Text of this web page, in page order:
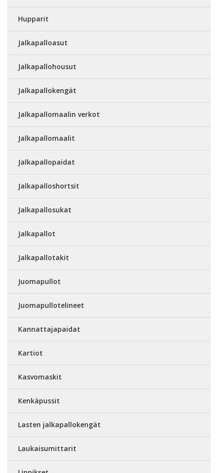
Hupparit
Jalkapalloasut
Jalkapallohousut
Jalkapallokengät
Jalkapallomaalin verkot
Jalkapallomaalit
Jalkapallopaidat
Jalkapalloshortsit
Jalkapallosukat
Jalkapallot
Jalkapallotakit
Juomapullot
Juomapullotelineet
Kannattajapaidat
Kartiot
Kasvomaskit
Kenkäpussit
Lasten jalkapallokengät
Laukaisumittarit